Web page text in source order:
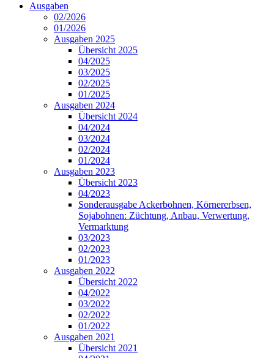
Ausgaben
02/2026
01/2026
Ausgaben 2025
Übersicht 2025
04/2025
03/2025
02/2025
01/2025
Ausgaben 2024
Übersicht 2024
04/2024
03/2024
02/2024
01/2024
Ausgaben 2023
Übersicht 2023
04/2023
Sonderausgabe Ackerbohnen, Körnererbsen,
Sojabohnen: Züchtung, Anbau, Verwertung,
Vermarktung
03/2023
02/2023
01/2023
Ausgaben 2022
Übersicht 2022
04/2022
03/2022
02/2022
01/2022
Ausgaben 2021
Übersicht 2021